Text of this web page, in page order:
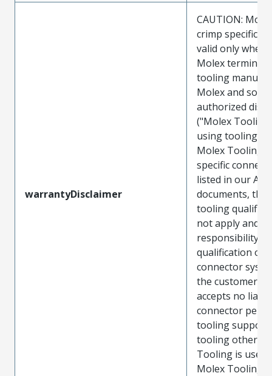
warrantyDisclaimer
CAUTION:
crimp
valid only when
Molex
tooling
Molex and sold
authorized
("Molex
using tooling
Molex Tooling
specific
listed in our ATS
documents, the
tooling
not apply and
responsibility
qualification of
connector
the customer.
accepts no
connector
tooling support
tooling other
Tooling is used
Molex Tooling